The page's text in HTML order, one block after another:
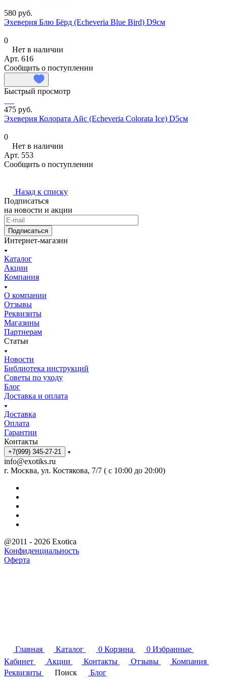
580 руб.
Эхеверия Блю Бёрд (Echeveria Blue Bird) D9см
0
Нет в наличии
Арт. 616
Сообщить о поступлении
Быстрый просмотр
475 руб.
Эхеверия Колората Айс (Echeveria Colorata Ice) D5см
0
Нет в наличии
Арт. 553
Сообщить о поступлении
Назад к списку
Подписаться
на новости и акции
Подписаться
Интернет-магазин
Каталог
Акции
Компания
О компании
Отзывы
Реквизиты
Магазины
Партнерам
Статьи
Новости
Библиотека инструкций
Советы по уходу
Блог
Доставка и оплата
Доставка
Оплата
Гарантии
Контакты
+7(999) 345-27-21
info@exotiks.ru
г. Москва, ул. Костякова, 7/7 ( с 10:00 до 20:00)
@2011 - 2026 Exotica
Конфиденциальность
Оферта
Главная Каталог 0 Корзина 0 Избранные
Кабинет
Акции Контакты Отзывы
Компания
Реквизиты
Поиск Блог